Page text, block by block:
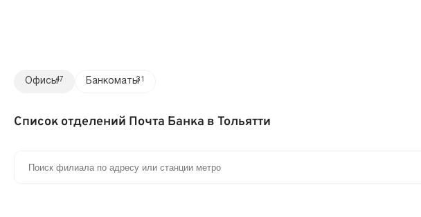
Офисы47 Банкоматы31
Список отделений Почта Банка в Тольятти